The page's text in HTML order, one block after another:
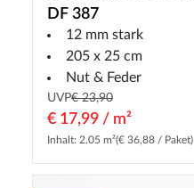
DF 387
12 mm stark
205 x 25 cm
Nut & Feder
UVP€ 23,90
€ 17,99 / m²
Inhalt: 2.05 m²(€ 36,88 / Paket)